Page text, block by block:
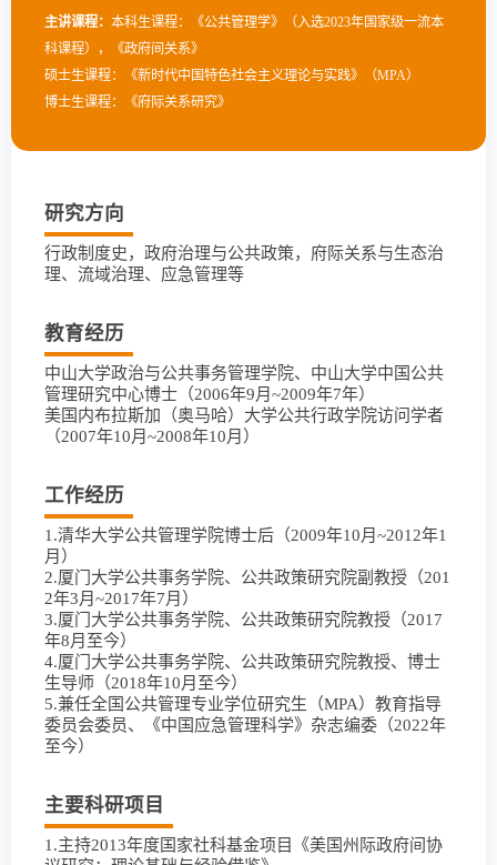
主讲课程： 本科生课程：《公共管理学》（入选2023年国家级一流本
科课程），《政府间关系》
硕士生课程：《新时代中国特色社会主义理论与实践》（MPA）
博士生课程：《府际关系研究》
研究方向
行政制度史，政府治理与公共政策，府际关系与生态治
理、流域治理、应急管理等
教育经历
中山大学政治与公共事务管理学院、中山大学中国公共
管理研究中心博士（2006年9月~2009年7年）
美国内布拉斯加（奥马哈）大学公共行政学院访问学者
（2007年10月~2008年10月）
工作经历
1.清华大学公共管理学院博士后（2009年10月~2012年1
月）
2.厦门大学公共事务学院、公共政策研究院副教授（201
2年3月~2017年7月）
3.厦门大学公共事务学院、公共政策研究院教授（2017
年8月至今）
4.厦门大学公共事务学院、公共政策研究院教授、博士
生导师（2018年10月至今）
5.兼任全国公共管理专业学位研究生（MPA）教育指导
委员会委员、《中国应急管理科学》杂志编委（2022年
至今）
主要科研项目
1.主持2013年度国家社科基金项目《美国州际政府间协